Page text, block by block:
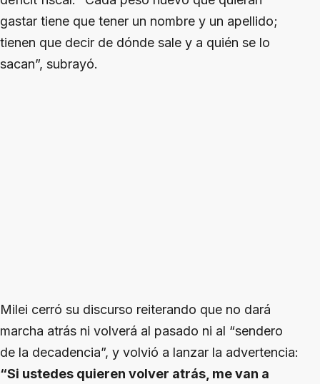
gastar tiene que tener un nombre y un apellido;
tienen que decir de dónde sale y a quién se lo
sacan”, subrayó.
Milei cerró su discurso reiterando que no dará
marcha atrás ni volverá al pasado ni al “sendero
de la decadencia”, y volvió a lanzar la advertencia:
“Si ustedes quieren volver atrás, me van a